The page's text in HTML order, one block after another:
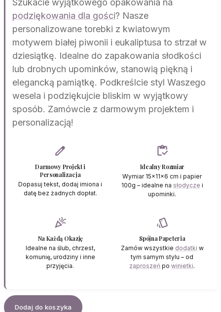
Szukacie wyjątkowego opakowania na
podziękowania dla gości? Nasze
personalizowane torebki z kwiatowym
motywem białej piwonii i eukaliptusa to strzał w
dziesiątkę. Idealne do zapakowania słodkości
lub drobnych upominków, stanowią piękną i
elegancką pamiątkę. Podkreślcie styl Waszego
wesela i podziękujcie bliskim w wyjątkowy
sposób. Zamówcie z darmowym projektem i
personalizacją!
edit
Darmowy Projekt i
Personalizacja
Dopasuj tekst, dodaj imiona i
datę bez żadnych dopłat.
inventory
Idealny Rozmiar
Wymiar 15x11x6 cm i papier
100g – idealne na słodycze i
upominki.
celebration
Na Każdą Okazję
Idealne na ślub, chrzest,
komunię, urodziny i inne
przyjęcia.
style
Spójna Papeteria
Zamów wszystkie dodatki w
tym samym stylu – od
zaproszeń powinietki.
Dodaj do koszyka